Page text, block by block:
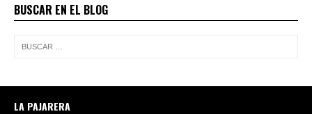
BUSCAR EN EL BLOG
LA PAJARERA